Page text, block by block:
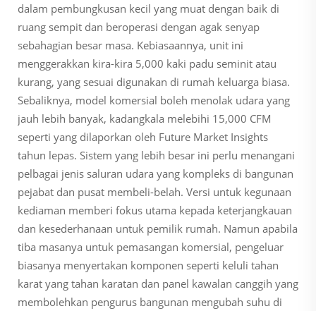
dalam pembungkusan kecil yang muat dengan baik di
ruang sempit dan beroperasi dengan agak senyap
sebahagian besar masa. Kebiasaannya, unit ini
menggerakkan kira-kira 5,000 kaki padu seminit atau
kurang, yang sesuai digunakan di rumah keluarga biasa.
Sebaliknya, model komersial boleh menolak udara yang
jauh lebih banyak, kadangkala melebihi 15,000 CFM
seperti yang dilaporkan oleh Future Market Insights
tahun lepas. Sistem yang lebih besar ini perlu menangani
pelbagai jenis saluran udara yang kompleks di bangunan
pejabat dan pusat membeli-belah. Versi untuk kegunaan
kediaman memberi fokus utama kepada keterjangkauan
dan kesederhanaan untuk pemilik rumah. Namun apabila
tiba masanya untuk pemasangan komersial, pengeluar
biasanya menyertakan komponen seperti keluli tahan
karat yang tahan karatan dan panel kawalan canggih yang
membolehkan pengurus bangunan mengubah suhu di